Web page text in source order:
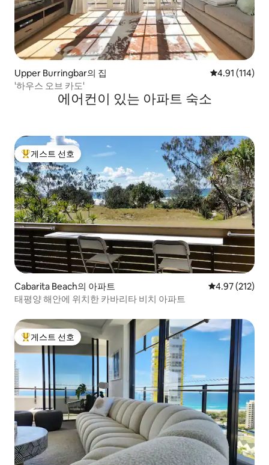
Upper Burringbar의 집 평점 4.91점(5
4.91 (114)
'하우스 오브 카도'
에어컨이 있는 아파트 숙소
상위 게스트 선호
게스트 선호
Cabarita Beach의 아파트 평점 4.97점(5
4.97 (212)
태평양 해안에 위치한 카바리타 비치 아파트
상위 게스트 선호
게스트 선호